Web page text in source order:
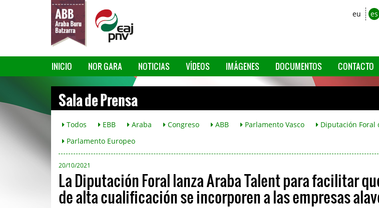
eu es
INICIO NOR GARA NOTICIAS VÍDEOS IMÁGENES DOCUMENTOS CONTACTO
Sala de Prensa
Todos EBB Araba Congreso ABB Parlamento Vasco Diputación Foral
Parlamento Europeo
20/10/2021
La Diputación Foral lanza Araba Talent para facilitar
de alta cualificación se incorporen a las empresas